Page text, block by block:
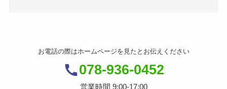
お電話の際はホームページを見たとお伝えください
078-936-0452
営業時間 9:00-17:00